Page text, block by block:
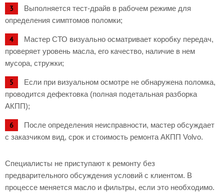
Выполняется тест-драйв в рабочем режиме для
определения симптомов поломки;
Мастер СТО визуально осматривает коробку передач,
проверяет уровень масла, его качество, наличие в нем
мусора, стружки;
Если при визуальном осмотре не обнаружена поломка,
проводится дефектовка (полная подетальная разборка
АКПП);
После определения неисправности, мастер обсуждает
с заказчиком вид, срок и стоимость ремонта АКПП Volvo.
Специалисты не приступают к ремонту без
предварительного обсуждения условий с клиентом. В
процессе меняется масло и фильтры, если это необходимо.